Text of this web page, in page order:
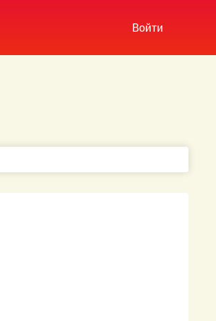
Войти